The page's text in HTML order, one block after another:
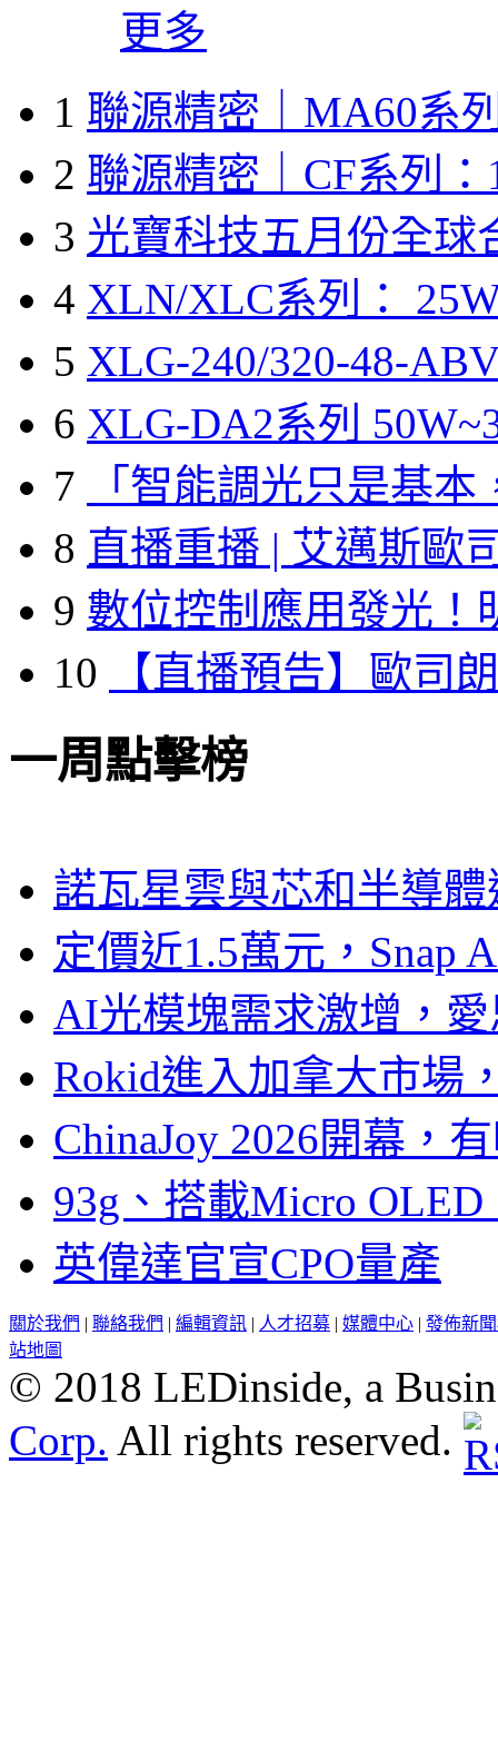
更多
1 聯源精密｜MA60系
2 聯源精密｜CF系列：
3 光寶科技五月份全球
4 XLN/XLC系列：
5 XLG-240/320-48-
6 XLG-DA2系列
7
「智能調光只是基本
8 直播重播 | 艾邁斯歐
9 數位控制應用發光！
10
【直播預告】歐司
一周點擊榜
諾瓦星雲與芯和半導
定價近1.5萬元，Snap
AI光模塊需求激增，
Rokid進入加拿大市場
ChinaJoy 2026開幕，
93g、搭載Micro
英偉達官宣CPO量產
關於我們 | 聯絡我們 | 編輯資訊 | 人才招募 | 媒體中心 | 發佈新
站地圖
© 2018 LEDinside, a
Corp. All rights reserved.